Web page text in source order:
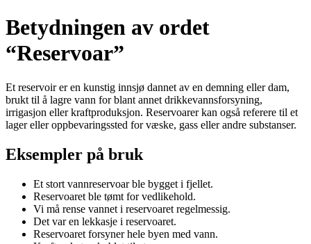
Betydningen av ordet
“Reservoar”
Et reservoir er en kunstig innsjø dannet av en demning eller dam,
brukt til å lagre vann for blant annet drikkevannsforsyning,
irrigasjon eller kraftproduksjon. Reservoarer kan også referere til et
lager eller oppbevaringssted for væske, gass eller andre substanser.
Eksempler på bruk
Et stort vannreservoar ble bygget i fjellet.
Reservoaret ble tømt for vedlikehold.
Vi må rense vannet i reservoaret regelmessig.
Det var en lekkasje i reservoaret.
Reservoaret forsyner hele byen med vann.